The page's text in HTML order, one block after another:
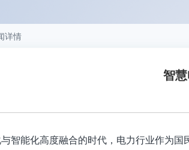
详情
智
智能化高度融合的时代，电力行业作为